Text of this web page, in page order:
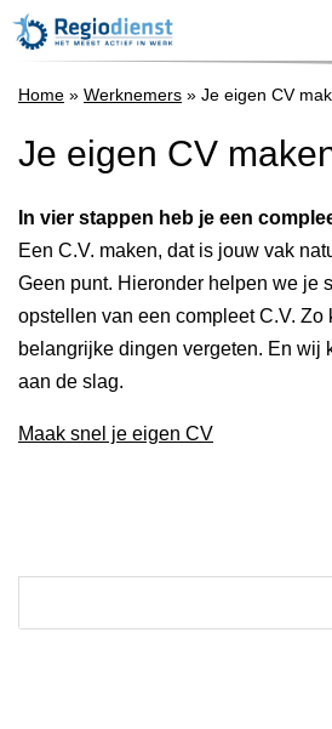
Home » Werknemers » Je eigen CV
Je eigen CV
In vier stappen heb je een
Een C.V. maken, dat is jouw vak
Geen punt. Hieronder helpen we je
opstellen van een compleet C.V. Zo
belangrijke dingen vergeten. En wij
aan de slag.
Maak snel je eigen CV